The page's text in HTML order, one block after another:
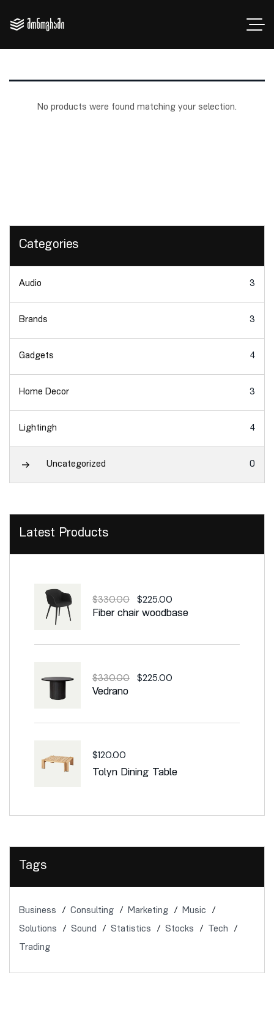
No products were found matching your selection.
Categories
Audio 3
Brands 3
Gadgets 4
Home Decor 3
Lightingh 4
Uncategorized 0
Latest Products
Fiber chair woodbase
$330.00 $225.00
Vedrano
$330.00 $225.00
Tolyn Dining Table
$120.00
Tags
Business Consulting Marketing
Music
Solutions
Sound Statistics Stocks
Tech
Trading